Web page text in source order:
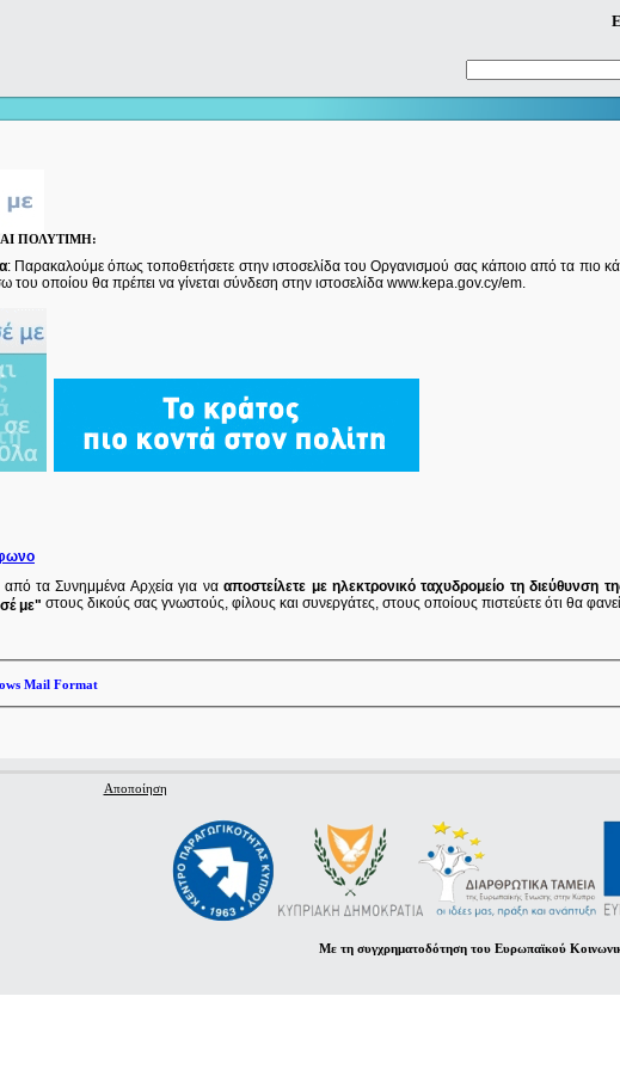
ΠΟΛΥΤΙΜΗ:
:Παρακαλούμε όπως τοποθετήσετε στην ιστοσελίδα του Οργανισμού σας κάποιο από τα πιο
του οποίου θα πρέπει να γίνεται σύνδεση στην ιστοσελίδα www.kepa.gov.cy/em.
από τα Συνημμένα Αρχεία για νααποστείλετε με ηλεκτρονικό ταχυδρομείο τη διεύθυνση
με" στους δικούς σας γνωστούς, φίλους και συνεργάτες, στους οποίους πιστεύετε ότι θα
Mail Format
Αποποίηση
Με τη συγχρηματοδότηση του Ευρωπαϊκού